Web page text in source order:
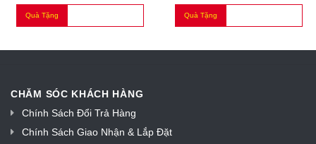
Quà Tặng Quà Tặng
CHĂM SÓC KHÁCH HÀNG
Chính Sách Đổi Trả Hàng
Chính Sách Giao Nhận & Lắp Đặt